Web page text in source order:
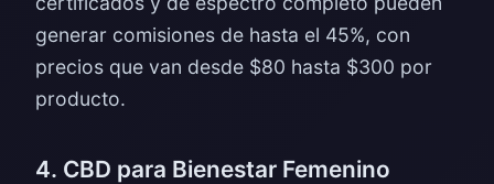
generar comisiones de hasta el 45%, con
precios que van desde $80 hasta $300 por
producto.
4. CBD para Bienestar Femenino